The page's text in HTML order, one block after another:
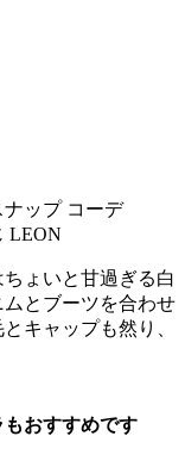
ょいと甘過ぎる白
とブーツを合わせ
キャップも然り、
おすすめです